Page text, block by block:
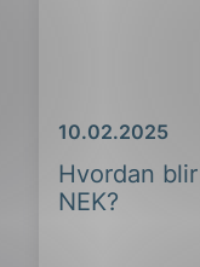
Hvordan
NEK?
Dato
10.02.2025